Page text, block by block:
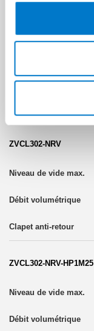
ZVCL302-NRV
ZVCL302-NRV-HP1M25